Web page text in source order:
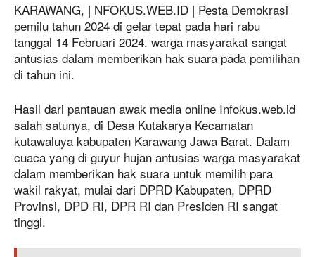
KARAWANG, | NFOKUS.WEB.ID | Pesta Demokrasi
pemilu tahun 2024 di gelar tepat pada hari rabu
tanggal 14 Februari 2024. warga masyarakat sangat
antusias dalam memberikan hak suara pada pemilihan
di tahun ini.
Hasil dari pantauan awak media online Infokus.web.id
salah satunya, di Desa Kutakarya Kecamatan
kutawaluya kabupaten Karawang Jawa Barat. Dalam
cuaca yang di guyur hujan antusias warga masyarakat
dalam memberikan hak suara untuk memilih para
wakil rakyat, mulai dari DPRD Kabupaten, DPRD
Provinsi, DPD RI, DPR RI dan Presiden RI sangat
tinggi.